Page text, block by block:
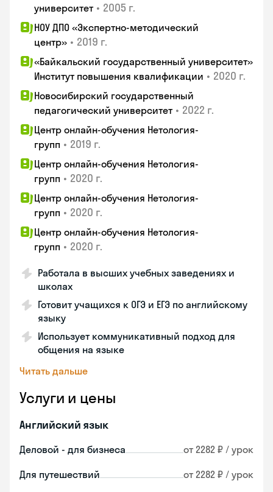
университет • 2005 г.
НОУ ДПО «Экспертно-методический
центр» • 2019 г.
«Байкальский государственный университет»
Институт повышения квалификации • 2020 г.
Новосибирский государственный
педагогический университет • 2022 г.
Центр онлайн-обучения Нетология-
групп • 2019 г.
Центр онлайн-обучения Нетология-
групп • 2020 г.
Центр онлайн-обучения Нетология-
групп • 2020 г.
Центр онлайн-обучения Нетология-
групп • 2020 г.
Работала в высших учебных заведениях и
школах
Готовит учащихся к ОГЭ и ЕГЭ по английскому
языку
Использует коммуникативный подход для
общения на языке
Читать дальше
Услуги и цены
Английский язык
Деловой - для бизнеса от 2282 ₽ / урок
Для путешествий от 2282 ₽ / урок